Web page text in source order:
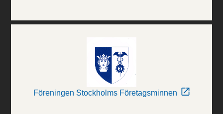
Föreningen Stockholms Företagsminnen